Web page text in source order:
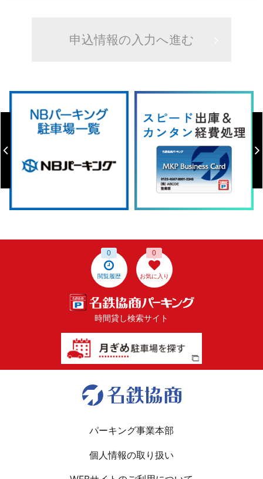
閲覧履歴
0
お気に入り
0
時間貸し検索サイト
パーキング事業本部
個人情報の取り扱い